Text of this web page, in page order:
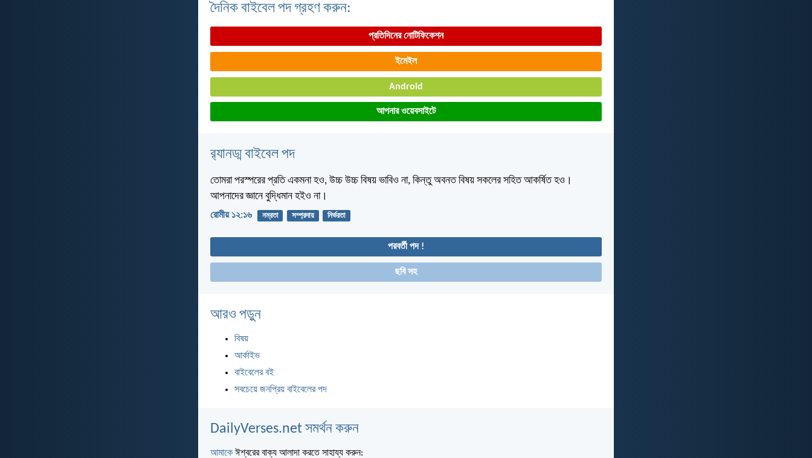
দৈনিক বাইবেল পদ গ্রহণ করুন:
প্রতিদিনের নোটিফিকেশন
ইমেইল
Android
আপনার ওয়েবসাইটে
র‌্যানড্ম বাইবেল পদ
তোমরা পরস্পরের প্রতি একমনা হও, উচ্চ উচ্চ বিষয় ভাবিও না, কিন্তু অবনত বিষয় সকলের সহিত আকর্ষিত হও।
আপনাদের জ্ঞানে বুদ্ধিমান হইও না।
রোমীয় ১২:১৬ নম্রতা সম্প্রদায় নির্ভরতা
পরবর্তী পদ !
ছবি সহ
আরও পড়ুন
বিষয়
আর্কাইভ
বাইবেলের বই
সবচেয়ে জনপ্রিয় বাইবেলের পদ
DailyVerses.net সমর্থন করুন
আমাকে ঈশ্বরের বাক্য আলাদা করতে সাহায্য করুন: